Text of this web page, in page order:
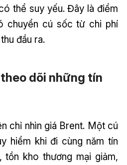
thể suy yếu. Đây là điểm
chuyển cú sốc từ chi phí
đầu ra.
dõi những tín
chỉ nhìn giá Brent. Một cú
hiểm khi đi cùng năm tín
tồn kho thương mại giảm,